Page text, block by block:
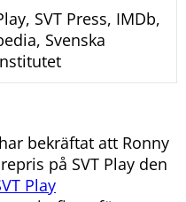
SVT Press, IMDb,
Svenska
bekräftat att Ronny
på SVT Play den
Play